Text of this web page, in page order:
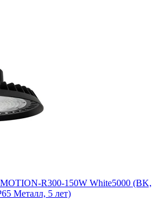
R300-150W White5000 (BK,
Металл, 5 лет)